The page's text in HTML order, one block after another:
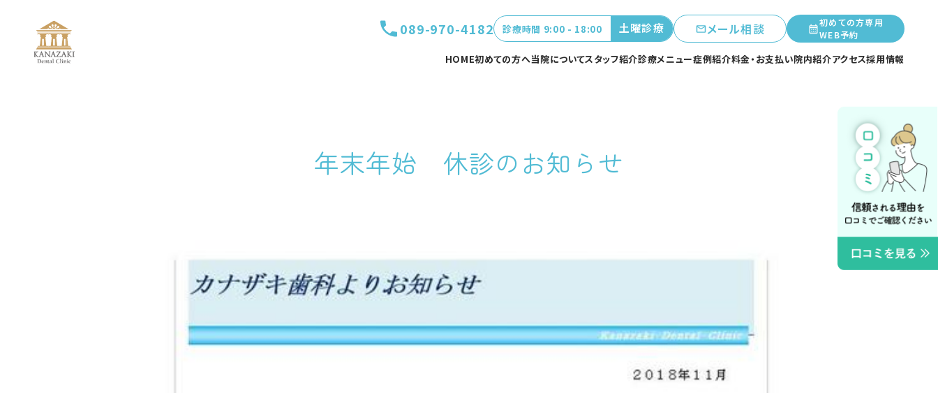
089-970-4182 診療時間 9:00 - 18:00 土曜診療 メール相談
初めての方専用
WEB予約
HOME初めての方へ当院についてスタッフ紹介診療メニュー症例紹介料金・お支払い院内紹介アクセス採用情報
年末年始 休診のお知らせ